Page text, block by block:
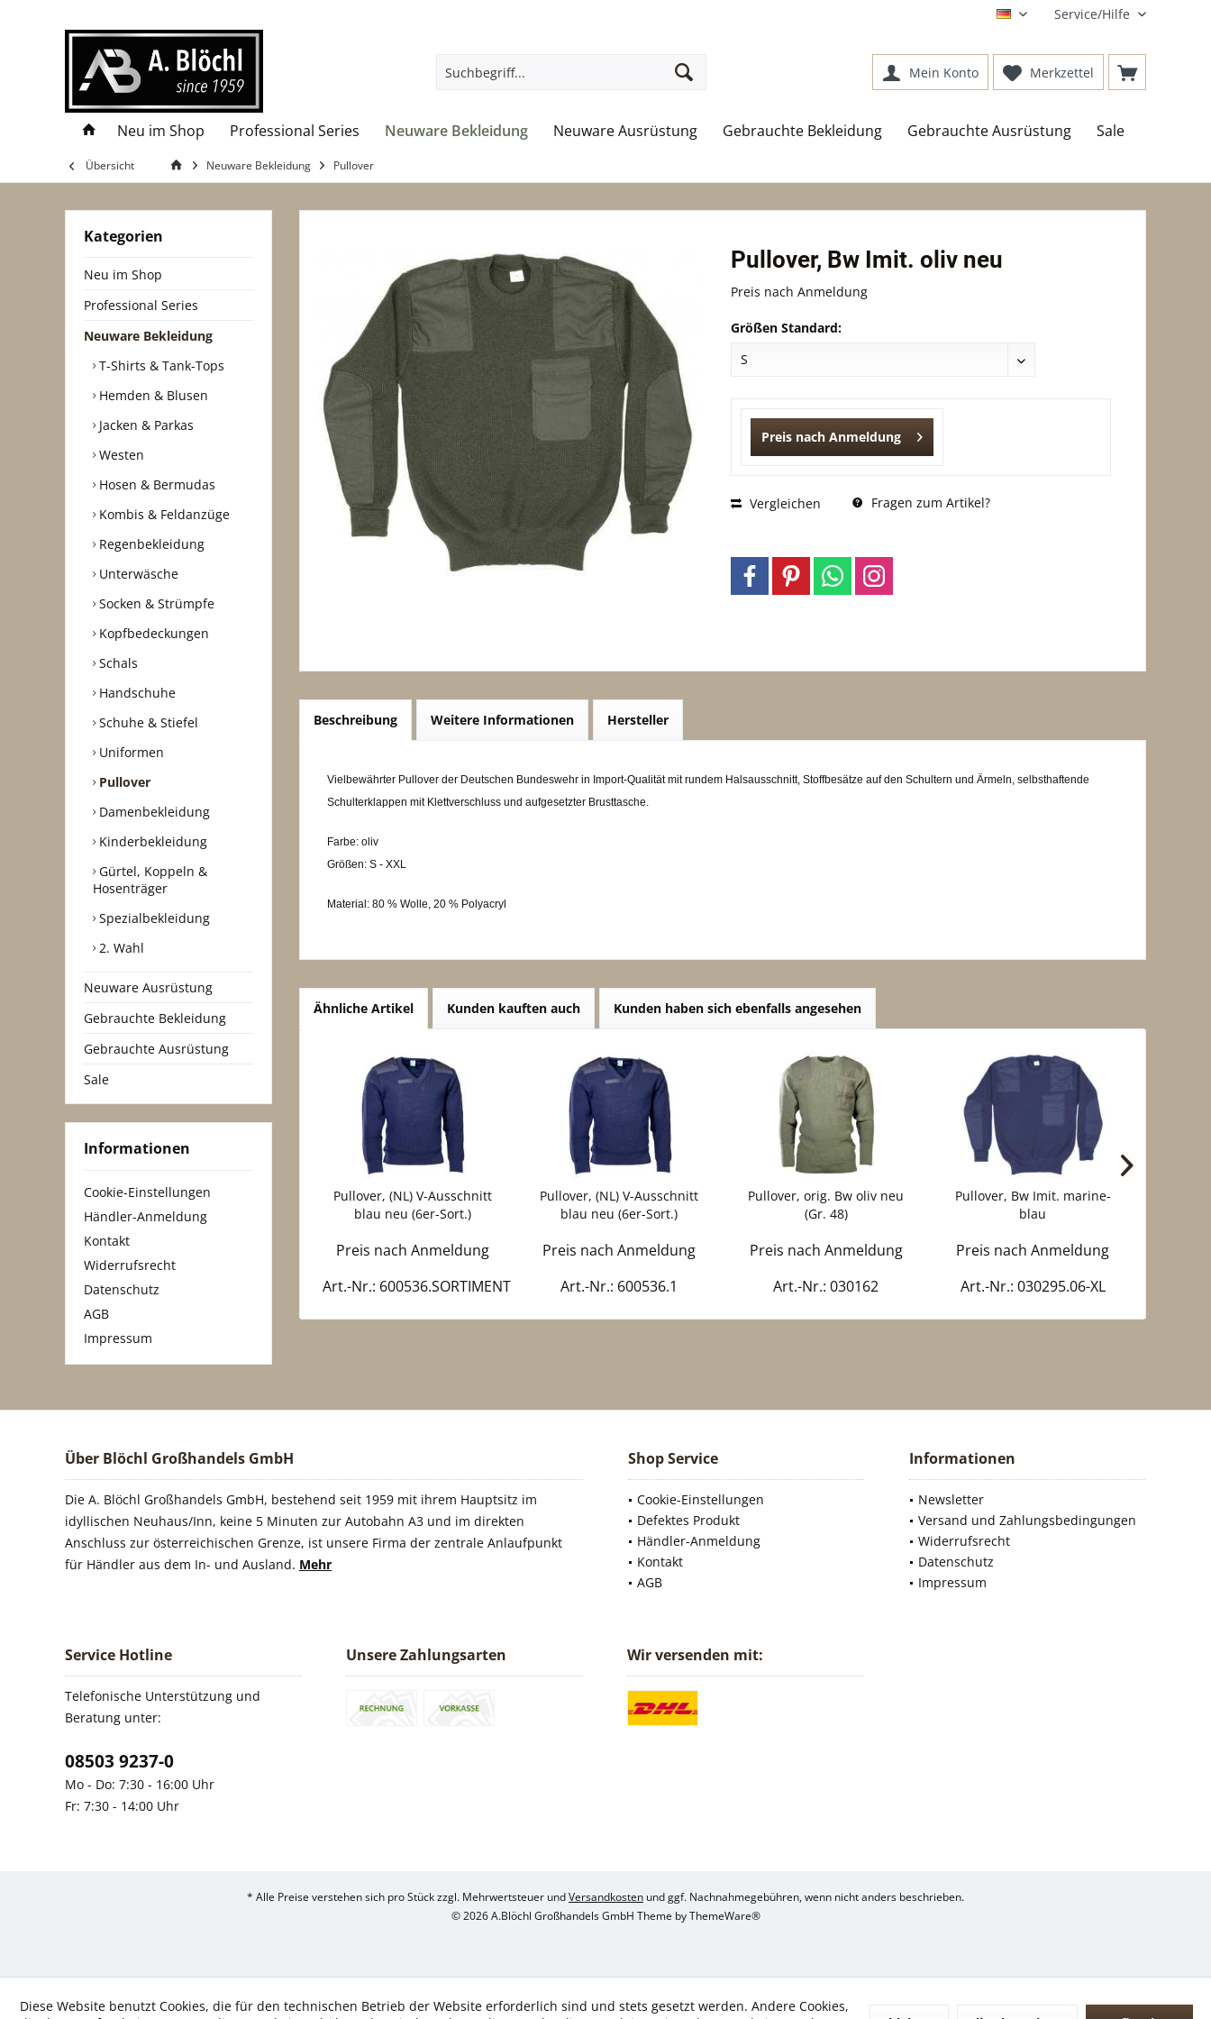
DE Service/Hilfe
Merkzettel
Mein Konto
Neu im Shop Professional Series Neuware Bekleidung Neuware Ausrüstung Gebrauchte Bekleidung Gebrauchte Ausrüstung Sale
Übersicht Neuware Bekleidung Pullover
Kategorien
Neu im Shop
Professional Series
Neuware Bekleidung
T-Shirts & Tank-Tops
Hemden & Blusen
Jacken & Parkas
Westen
Hosen & Bermudas
Kombis & Feldanzüge
Regenbekleidung
Unterwäsche
Socken & Strümpfe
Kopfbedeckungen
Schals
Handschuhe
Schuhe & Stiefel
Uniformen
Pullover
Damenbekleidung
Kinderbekleidung
Gürtel, Koppeln &
Hosenträger
Spezialbekleidung
2. Wahl
Neuware Ausrüstung
Gebrauchte Bekleidung
Gebrauchte Ausrüstung
Sale
Informationen
Cookie-Einstellungen
Händler-Anmeldung
Kontakt
Widerrufsrecht
Datenschutz
AGB
Impressum
Pullover, Bw Imit. oliv neu
Preis nach Anmeldung
Größen Standard:
Preis nach Anmeldung
Vergleichen Fragen zum Artikel?
Beschreibung Weitere Informationen Hersteller
Vielbewährter Pullover der Deutschen Bundeswehr in Import-Qualität mit rundem Halsausschnitt, Stoffbesätze auf den Schultern und Ärmeln, selbsthaftende
Schulterklappen mit Klettverschluss und aufgesetzter Brusttasche.
Farbe: oliv
Größen: S - XXL
Material: 80 % Wolle, 20 % Polyacryl
Ähnliche Artikel Kunden kauften auch Kunden haben sich ebenfalls angesehen
Pullover, (NL) V-Ausschnitt
blau neu (6er-Sort.)
Preis nach Anmeldung
Art.-Nr.: 600536.SORTIMENT
Pullover, (NL) V-Ausschnitt
blau neu (6er-Sort.)
Preis nach Anmeldung
Art.-Nr.: 600536.1
Pullover, orig. Bw oliv neu
(Gr. 48)
Preis nach Anmeldung
Art.-Nr.: 030162
Pullover, Bw Imit. marine-
blau
Preis nach Anmeldung
Art.-Nr.: 030295.06-XL
Über Blöchl Großhandels GmbH
Die A. Blöchl Großhandels GmbH, bestehend seit 1959 mit ihrem Hauptsitz im
idyllischen Neuhaus/Inn, keine 5 Minuten zur Autobahn A3 und im direkten
Anschluss zur österreichischen Grenze, ist unsere Firma der zentrale Anlaufpunkt
für Händler aus dem In- und Ausland. Mehr
Shop Service
Cookie-Einstellungen
Defektes Produkt
Händler-Anmeldung
Kontakt
AGB
Informationen
Newsletter
Versand und Zahlungsbedingungen
Widerrufsrecht
Datenschutz
Impressum
Service Hotline
Telefonische Unterstützung und
Beratung unter:
08503 9237-0
Mo - Do: 7:30 - 16:00 Uhr
Fr: 7:30 - 14:00 Uhr
Unsere Zahlungsarten Wir versenden mit:
* Alle Preise verstehen sich pro Stück zzgl. Mehrwertsteuer undVersandkosten und ggf. Nachnahmegebühren, wenn nicht anders beschrieben.
© 2026 A.Blöchl Großhandels GmbH Theme byThemeWare®
Diese Website benutzt Cookies, die für den technischen Betrieb der Website erforderlich sind und stets gesetzt werden. Andere Cookies,